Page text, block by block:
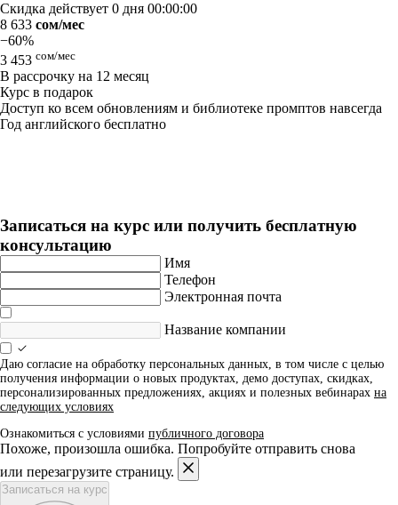
Скидка действует 0 дня 00:00:00
8 633 сом/мес
−60%
3 453 сом/мес
В рассрочку на 12 месяц
Курс в подарок
Доступ ко всем обновлениям и библиотеке промптов навсегда
Год английского бесплатно
Записаться на курс или получить бесплатную
консультацию
Имя
Телефон
Электронная почта
Название компании
Даю согласие на обработку персональных данных, в том числе с целью
получения информации о новых продуктах, демо доступах, скидках,
персонализированных предложениях, акциях и полезных вебинарах на
следующих условиях
Ознакомиться с условиями публичного договора
Похоже, произошла ошибка. Попробуйте отправить снова
или перезагрузите страницу.
Записаться на курс